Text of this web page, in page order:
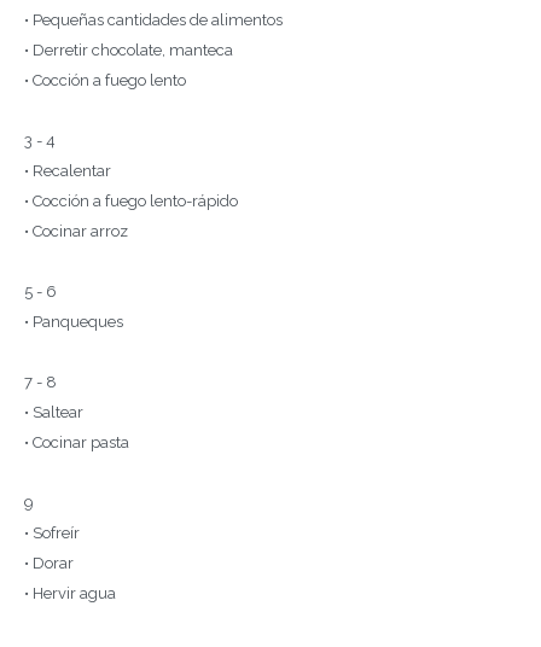
• Pequeñas cantidades de alimentos
• Derretir chocolate, manteca
• Cocción a fuego lento
3 - 4
• Recalentar
• Cocción a fuego lento-rápido
• Cocinar arroz
5 - 6
• Panqueques
7 - 8
• Saltear
• Cocinar pasta
9
• Sofreír
• Dorar
• Hervir agua